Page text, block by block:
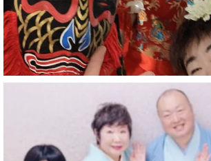
#四国
#愛媛観光
#旅行
#旅行動画
#一人旅
#観光スポット
#旅行好きと繋がりたい